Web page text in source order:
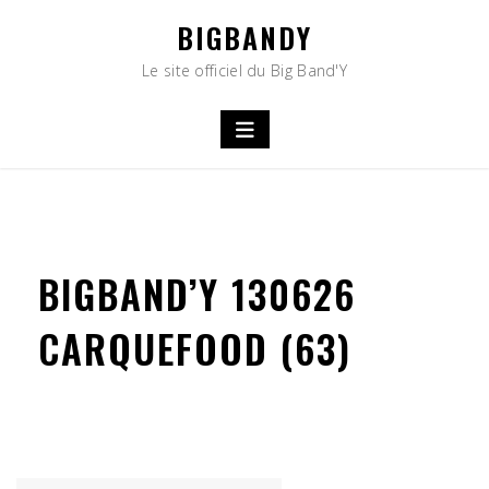
BIGBANDY
Le site officiel du Big Band'Y
BIGBAND’Y 130626
CARQUEFOOD (63)